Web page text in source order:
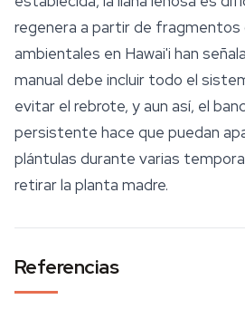
regenera a partir de fragmentos
ambientales en Hawai'i han
manual debe incluir todo el
evitar el rebrote, y aun así, el
persistente hace que puedan
plántulas durante varias
retirar la planta madre.
Referencias